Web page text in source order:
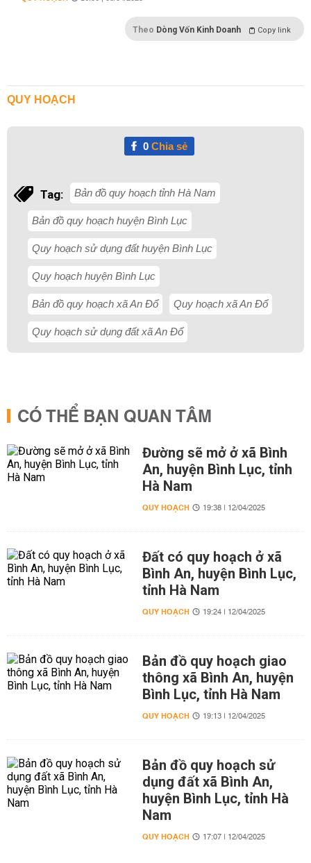
Theo Dòng Vốn Kinh Doanh Copy link
QUY HOẠCH
0Chia sẻ
Tag: Bản đồ quy hoạch tỉnh Hà Nam
Bản đồ quy hoạch huyện Bình Lục
Quy hoạch sử dụng đất huyện Bình Lục
Quy hoạch huyện Bình Lục
Bản đồ quy hoạch xã An Đổ Quy hoạch xã An Đổ
Quy hoạch sử dụng đất xã An Đổ
CÓ THỂ BẠN QUAN TÂM
Đường sẽ mở ở xã Bình
An, huyện Bình Lục, tỉnh
Hà Nam
QUY HOẠCH 19:38 | 12/04/2025
Đất có quy hoạch ở xã
Bình An, huyện Bình Lục,
tỉnh Hà Nam
QUY HOẠCH 19:24 | 12/04/2025
Bản đồ quy hoạch giao
thông xã Bình An, huyện
Bình Lục, tỉnh Hà Nam
QUY HOẠCH 19:13 | 12/04/2025
Bản đồ quy hoạch sử
dụng đất xã Bình An,
huyện Bình Lục, tỉnh Hà
Nam
QUY HOẠCH 17:07 | 12/04/2025